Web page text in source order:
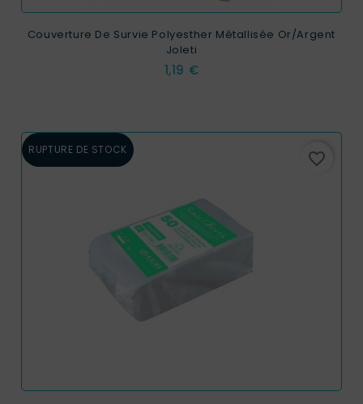
Couverture De Survie Polyesther Métallisée Or/argent
Joleti
Prix
1,19 €
RUPTURE DE STOCK favorite_border